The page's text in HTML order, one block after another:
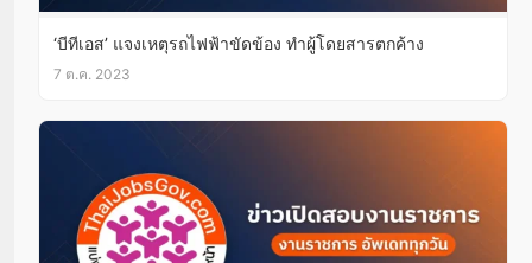
‘บีทีเอส’ แจงเหตุรถไฟฟ้าขัดข้อง ทำผู้โดยสารตกค้าง
7 ต.ค. 2023